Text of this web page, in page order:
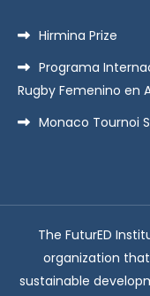
Hirmina Prize
Programa
Rugby Femenino en
Monaco Tournoi
The FuturED
organization
sustainable